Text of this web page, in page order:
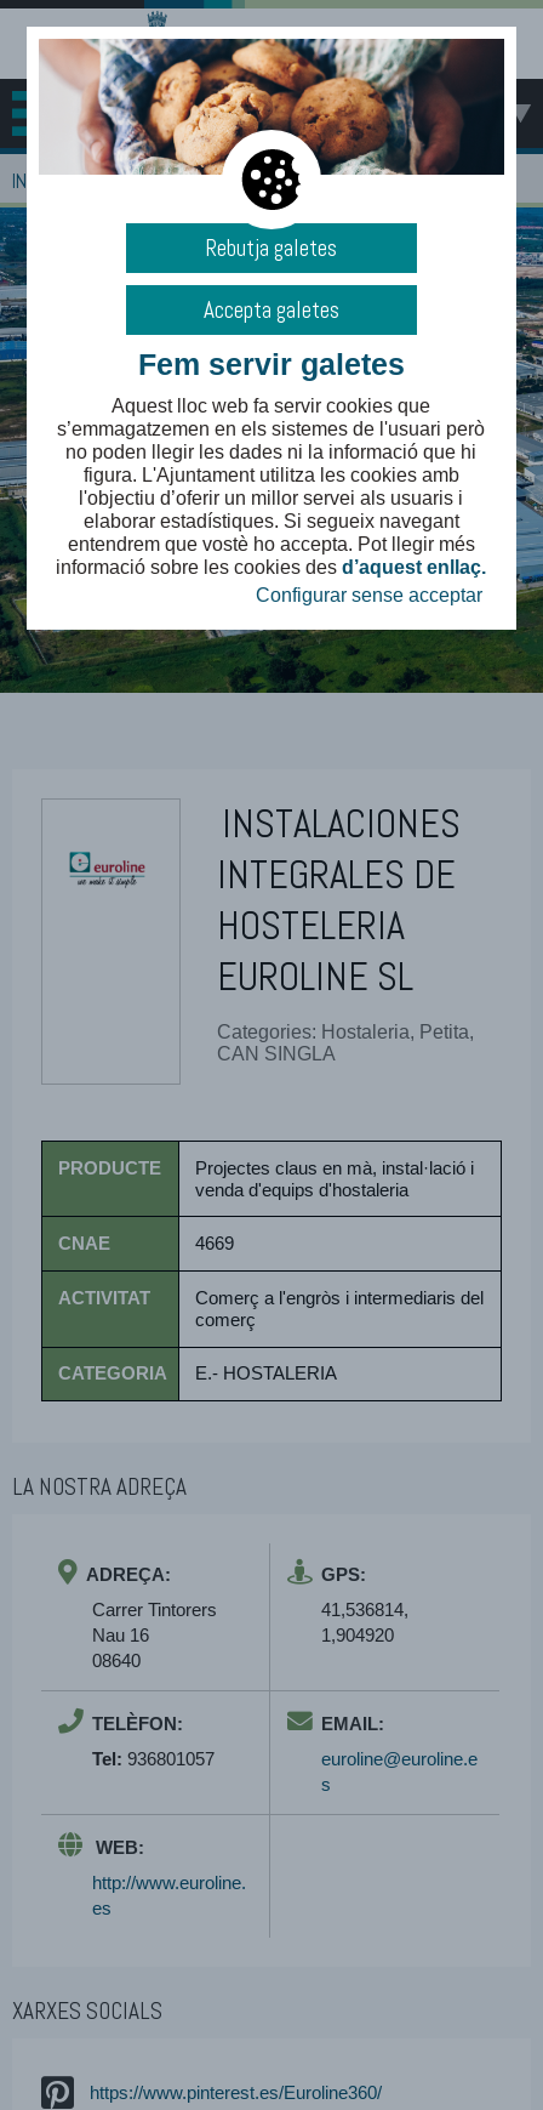
MENÚ
INICI > EMPRESES
INSTALACIONES
INTEGRALES DE
HOSTELERIA
EUROLINE SL
Categories: Hostaleria, Petita,
CAN SINGLA
PRODUCTE
Projectes claus en mà, instal·lació i
venda d'equips d'hostaleria
CNAE 4669
ACTIVITAT
Comerç a l'engròs i intermediaris del
comerç
CATEGORIA E.- HOSTALERIA
LA NOSTRA ADREÇA
ADREÇA:
Carrer Tintorers
Nau 16
08640
GPS:
41,536814,
1,904920
TELÈFON:
Tel: 936801057
EMAIL:
euroline@euroline.e
s
WEB:
http://www.euroline.
es
XARXES SOCIALS
https://www.pinterest.es/Euroline360/
Rebutja galetes
Accepta galetes
Fem servir galetes
Aquest lloc web fa servir cookies que
s’emmagatzemen en els sistemes de l'usuari però
no poden llegir les dades ni la informació que hi
figura. L'Ajuntament utilitza les cookies amb
l'objectiu d’oferir un millor servei als usuaris i
elaborar estadístiques. Si segueix navegant
entendrem que vostè ho accepta. Pot llegir més
informació sobre les cookies desd’aquest enllaç.
Configurar sense acceptar